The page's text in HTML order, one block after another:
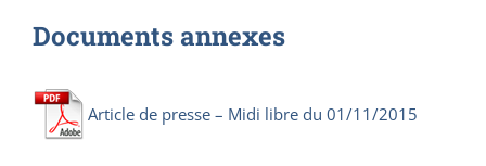
Documents annexes
Article de presse – Midi libre du 01/11/2015